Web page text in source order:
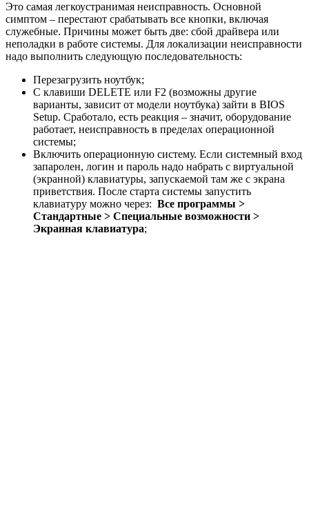
Это самая легкоустранимая неисправность. Основной
симптом – перестают срабатывать все кнопки, включая
служебные. Причины может быть две: сбой драйвера или
неполадки в работе системы. Для локализации неисправности
надо выполнить следующую последовательность:
Перезагрузить ноутбук;
С клавиши DELETE или F2 (возможны другие
варианты, зависит от модели ноутбука) зайти в BIOS
Setup. Сработало, есть реакция – значит, оборудование
работает, неисправность в пределах операционной
системы;
Включить операционную систему. Если системный вход
запаролен, логин и пароль надо набрать с виртуальной
(экранной) клавиатуры, запускаемой там же с экрана
приветствия. После старта системы запустить
клавиатуру можно через: Все программы >
Стандартные > Специальные возможности >
Экранная клавиатура;